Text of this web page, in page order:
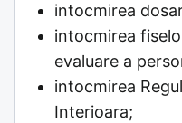
intocmirea
intocmirea
evaluare a
intocmirea
Interioara;